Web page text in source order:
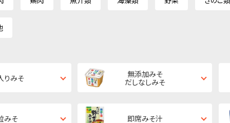
りみそ
無添加みそ
だしなしみそ
みそ 即席みそ汁